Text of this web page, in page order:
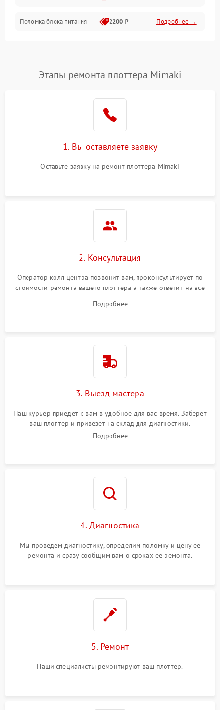
Интерфейсы
Поломка блока питания 2200 ₽ Подробнее →
Этапы ремонта плоттера Mimaki
1. Вы оставляете заявку
Оставьте заявку на ремонт плоттера Mimaki
2. Консультация
Оператор колл центра позвонит вам, проконсультирует по
стоимости ремонта вашего плоттера а также ответит на все
Подробнее
3. Выезд мастера
Наш курьер приедет к вам в удобное для вас время. Заберет
ваш плоттер и привезет на склад для диагностики.
Подробнее
4. Диагностика
Мы проведем диагностику, определим поломку и цену ее
ремонта и сразу сообщим вам о сроках ее ремонта.
5. Ремонт
Наши специалисты ремонтируют ваш плоттер.